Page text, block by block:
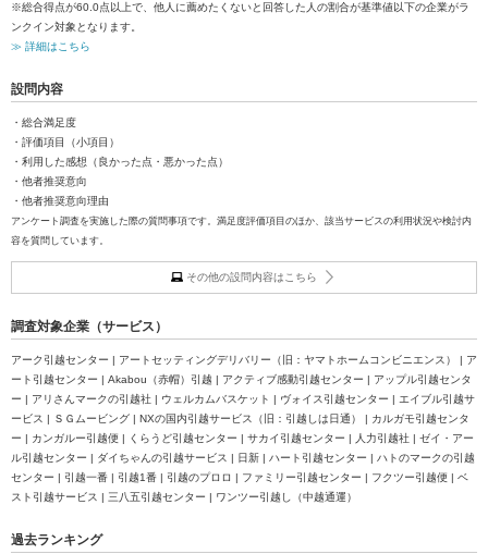
※総合得点が60.0点以上で、他人に薦めたくないと回答した人の割合が基準値以下の企業がラ
ンクイン対象となります。
≫ 詳細はこちら
設問内容
・総合満足度
・評価項目（小項目）
・利用した感想（良かった点・悪かった点）
・他者推奨意向
・他者推奨意向理由
アンケート調査を実施した際の質問事項です。満足度評価項目のほか、該当サービスの利用状況や検討内
容を質問しています。
その他の設問内容はこちら
調査対象企業（サービス）
アーク引越センター | アートセッティングデリバリー（旧：ヤマトホームコンビニエンス） | ア
ート引越センター | Akabou（赤帽）引越 | アクティブ感動引越センター | アップル引越センタ
ー | アリさんマークの引越社 | ウェルカムバスケット | ヴォイス引越センター | エイブル引越サ
ービス | ＳＧムービング | NXの国内引越サービス（旧：引越しは日通） | カルガモ引越センタ
ー | カンガルー引越便 | くらうど引越センター | サカイ引越センター | 人力引越社 | ゼイ・アー
ル引越センター | ダイちゃんの引越サービス | 日新 | ハート引越センター | ハトのマークの引越
センター | 引越一番 | 引越1番 | 引越のプロロ | ファミリー引越センター | フクツー引越便 | ベ
スト引越サービス | 三八五引越センター | ワンツー引越し（中越通運）
過去ランキング